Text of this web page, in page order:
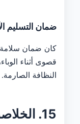
ضمان التسليم
كان ضمان سلامة
قصوى أثناء
النظافة الصارمة.
15. الخلاصة